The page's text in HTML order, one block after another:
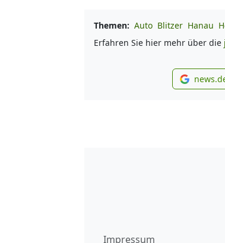
Themen: Auto Blitzer Hanau
Erfahren Sie hier mehr über die
Impressum